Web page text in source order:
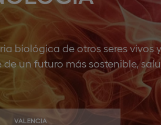
biológica de otros seres vivos
un futuro más sostenible,
VALENCIA